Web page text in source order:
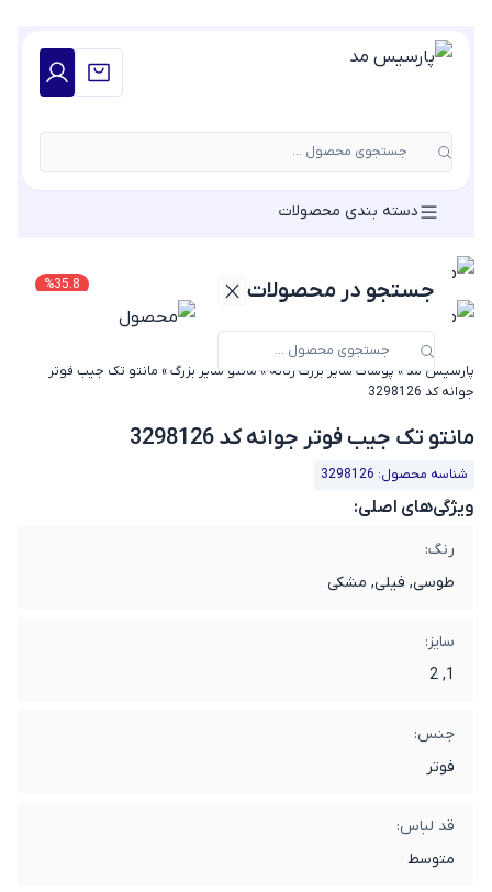
جستجوی محصول ...
جستجو در محصولات
دسته بندی محصولات
35.8
%
پارسیس مد»پوشاک سایز بزرگ زنانه»مانتو سایز بزرگ» مانتو تک جیب فوتر
جوانه کد 3298126
مانتو تک جیب فوتر جوانه کد 3298126
شناسه محصول: 3298126
ویژگی‌های اصلی:
رنگ:
طوسی, فیلی, مشکی
سایز:
1, 2
جنس:
فوتر
قد لباس:
متوسط